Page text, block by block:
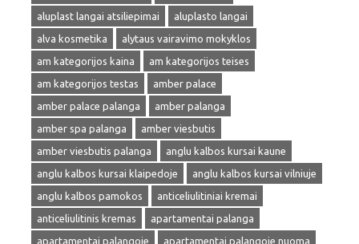
aluplast langai atsiliepimai
aluplasto langai
alva kosmetika
alytaus vairavimo mokyklos
am kategorijos kaina
am kategorijos teises
am kategorijos testas
amber palace
amber palace palanga
amber palanga
amber spa palanga
amber viesbutis
amber viesbutis palanga
anglu kalbos kursai kaune
anglu kalbos kursai klaipedoje
anglu kalbos kursai vilniuje
anglu kalbos pamokos
anticeliulitiniai kremai
anticeliulitinis kremas
apartamentai palanga
apartamentai palangoje
apartamentai palangoje nuoma